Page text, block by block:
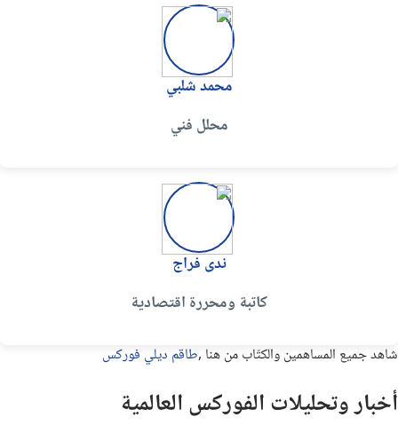
محمد شلبي
محلل فني
ندى فراج
كاتبة ومحررة اقتصادية
شاهد جميع المساهمين والكتّاب من هنا ,طاقم ديلي فوركس
أخبار وتحليلات الفوركس العالمية